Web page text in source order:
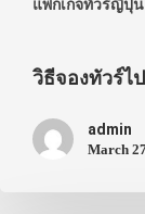
แพกเกจทัวร์ญี่ปุ่น
วิธีจองทัวร์ไ
admin
March